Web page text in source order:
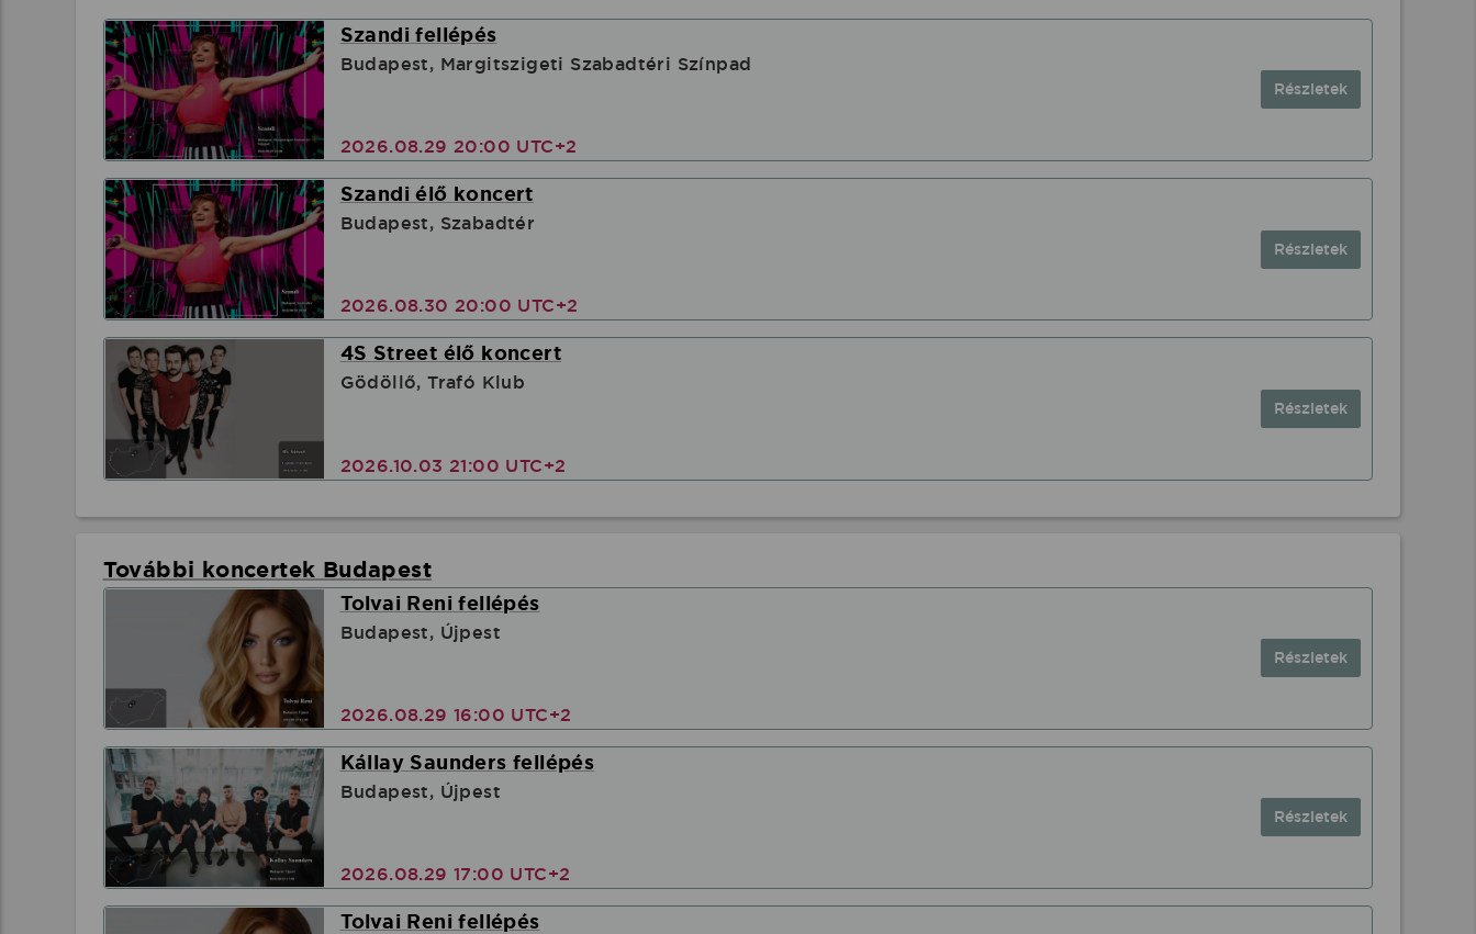
Szandi fellépés
Budapest, Margitszigeti Szabadtéri Színpad
2026.08.29 20:00 UTC+2
Részletek
Szandi élő koncert
Budapest, Szabadtér
2026.08.30 20:00 UTC+2
Részletek
4S Street élő koncert
Gödöllő, Trafó Klub
2026.10.03 21:00 UTC+2
Részletek
További koncertek Budapest
Tolvai Reni fellépés
Budapest, Újpest
2026.08.29 16:00 UTC+2
Részletek
Kállay Saunders fellépés
Budapest, Újpest
2026.08.29 17:00 UTC+2
Részletek
Tolvai Reni fellépés